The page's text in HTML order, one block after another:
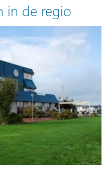
in de regio